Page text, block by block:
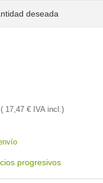
deseada
( 17,47 € IVA incl.)
progresivos